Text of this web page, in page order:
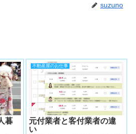
suzuno
暮
不動産屋のお仕事
元付業者と客付業者の違
い